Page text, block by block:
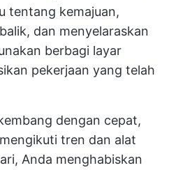
tentang kemajuan,
dan menyelaraskan
berbagi layar
pekerjaan yang telah
dengan cepat,
tren dan alat
Anda menghabiskan